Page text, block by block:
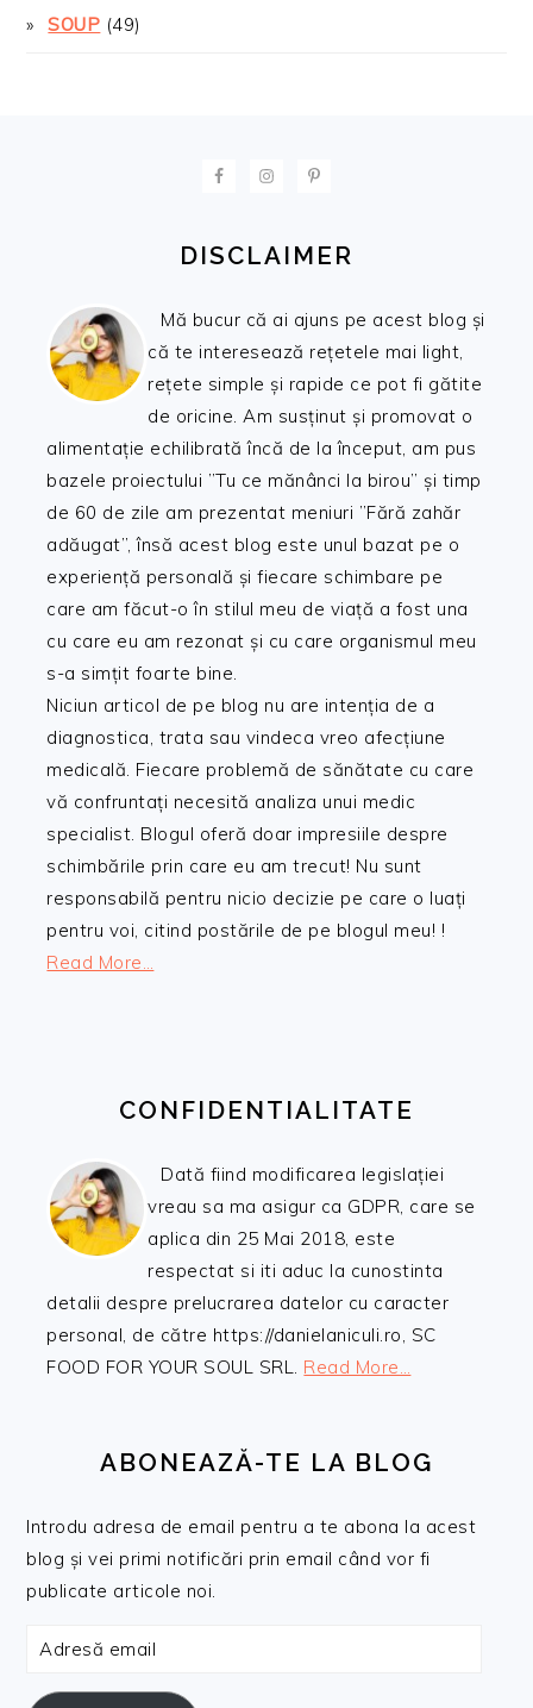
SOUP (49)
DISCLAIMER
Mă bucur că ai ajuns pe acest blog și
că te interesează rețetele mai light,
rețete simple și rapide ce pot fi gătite
de oricine. Am susținut și promovat o
alimentație echilibrată încă de la început, am pus
bazele proiectului ”Tu ce mănânci la birou” și timp
de 60 de zile am prezentat meniuri ”Fără zahăr
adăugat”, însă acest blog este unul bazat pe o
experiență personală și fiecare schimbare pe
care am făcut-o în stilul meu de viață a fost una
cu care eu am rezonat și cu care organismul meu
s-a simțit foarte bine.
Niciun articol de pe blog nu are intenția de a
diagnostica, trata sau vindeca vreo afecțiune
medicală. Fiecare problemă de sănătate cu care
vă confruntați necesită analiza unui medic
specialist. Blogul oferă doar impresiile despre
schimbările prin care eu am trecut! Nu sunt
responsabilă pentru nicio decizie pe care o luați
pentru voi, citind postările de pe blogul meu! !
Read More…
CONFIDENTIALITATE
Dată fiind modificarea legislației
vreau sa ma asigur ca GDPR, care se
aplica din 25 Mai 2018, este
respectat si iti aduc la cunostinta
detalii despre prelucrarea datelor cu caracter
personal, de către https://danielaniculi.ro, SC
FOOD FOR YOUR SOUL SRL. Read More…
ABONEAZĂ-TE LA BLOG
Introdu adresa de email pentru a te abona la acest
blog și vei primi notificări prin email când vor fi
publicate articole noi.
Adresă